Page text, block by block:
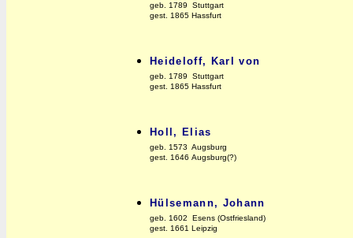
geb. 1789 Stuttgart
gest. 1865 Hassfurt
Heideloff, Karl von
geb. 1789 Stuttgart
gest. 1865 Hassfurt
Holl, Elias
geb. 1573 Augsburg
gest. 1646 Augsburg(?)
Hülsemann, Johann
geb. 1602 Esens (Ostfriesland)
gest. 1661 Leipzig